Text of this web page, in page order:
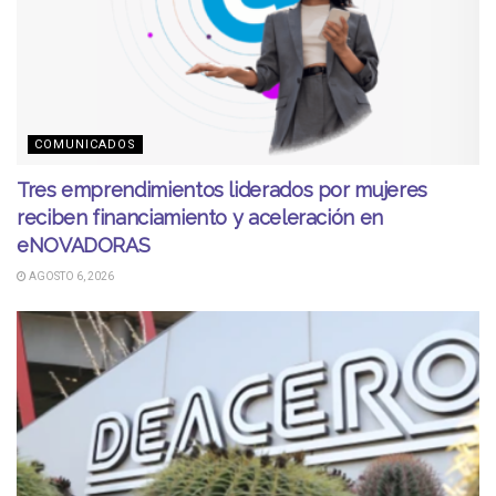
COMUNICADOS
Tres emprendimientos liderados por mujeres
reciben financiamiento y aceleración en
eNOVADORAS
AGOSTO 6, 2026